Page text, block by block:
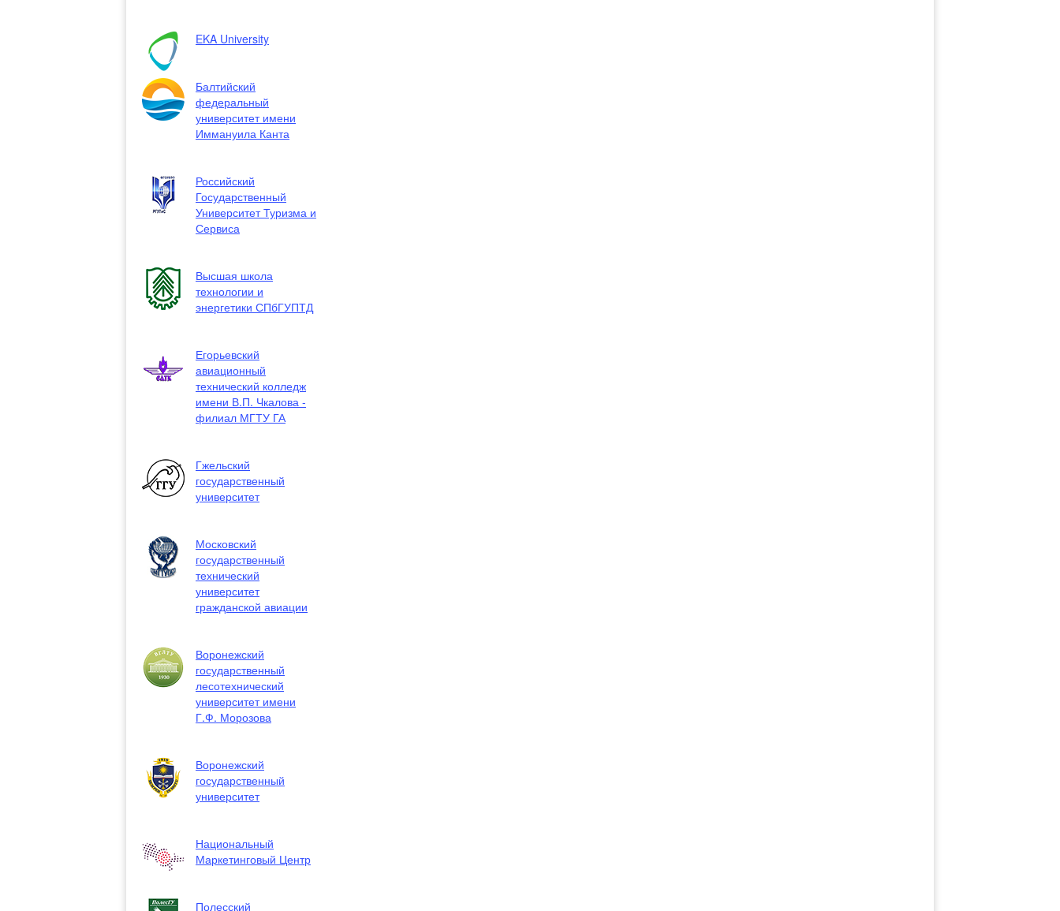
EKA University
Балтийский
федеральный
университет имени
Иммануила Канта
Российский
Государственный
Университет Туризма и
Сервиса
Высшая школа
технологии и
энергетики СПбГУПТД
Егорьевский
авиационный
технический колледж
имени В.П. Чкалова -
филиал МГТУ ГА
Гжельский
государственный
университет
Московский
государственный
технический
университет
гражданской авиации
Воронежский
государственный
лесотехнический
университет имени
Г.Ф. Морозова
Воронежский
государственный
университет
Национальный
Маркетинговый Центр
Полесский